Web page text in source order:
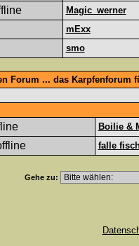
Magic_werner
mExx
smo
Forum ... das Karpfenforum
Boilie &
falle
Gehe zu: